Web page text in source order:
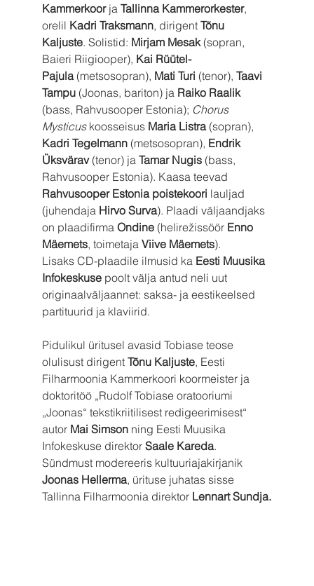
Kammerkoor ja Tallinna Kammerorkester,
orelil Kadri Traksmann, dirigent Tõnu
Kaljuste. Solistid: Mirjam Mesak (sopran,
Baieri Riigiooper), Kai Rüütel-
Pajula (metsosopran), Mati Turi (tenor), Taavi
Tampu (Joonas, bariton) ja Raiko Raalik
(bass, Rahvusooper Estonia); Chorus
Mysticus koosseisus Maria Listra (sopran),
Kadri Tegelmann (metsosopran), Endrik
Üksvärav (tenor) ja Tamar Nugis (bass,
Rahvusooper Estonia). Kaasa teevad
Rahvusooper Estonia poistekoori lauljad
(juhendaja Hirvo Surva). Plaadi väljaandjaks
on plaadifirma Ondine (helirežissöör Enno
Mäemets, toimetaja Viive Mäemets).
Lisaks CD-plaadile ilmusid ka Eesti Muusika
Infokeskuse poolt välja antud neli uut
originaalväljaannet: saksa- ja eestikeelsed
partituurid ja klaviirid.
Pidulikul üritusel avasid Tobiase teose
olulisust dirigent Tõnu Kaljuste, Eesti
Filharmoonia Kammerkoori koormeister ja
doktoritöö „Rudolf Tobiase oratooriumi
„Joonas“ tekstikriitilisest redigeerimisest“
autor Mai Simson ning Eesti Muusika
Infokeskuse direktor Saale Kareda.
Sündmust modereeris kultuuriajakirjanik
Joonas Hellerma, ürituse juhatas sisse
Tallinna Filharmoonia direktor Lennart Sundja.